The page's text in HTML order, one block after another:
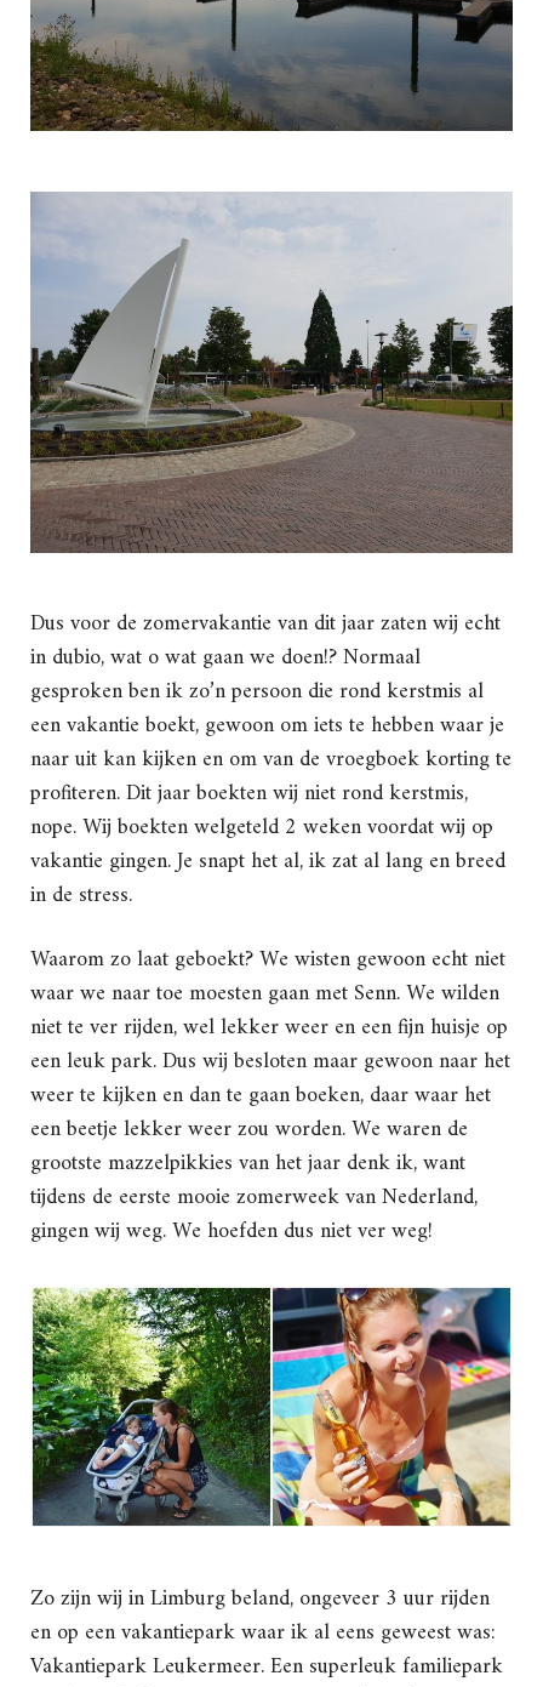
Dus voor de zomervakantie van dit jaar zaten wij echt
in dubio, wat o wat gaan we doen!? Normaal
gesproken ben ik zo’n persoon die rond kerstmis al
een vakantie boekt, gewoon om iets te hebben waar je
naar uit kan kijken en om van de vroegboek korting te
profiteren. Dit jaar boekten wij niet rond kerstmis,
nope. Wij boekten welgeteld 2 weken voordat wij op
vakantie gingen. Je snapt het al, ik zat al lang en breed
in de stress.
Waarom zo laat geboekt? We wisten gewoon echt niet
waar we naar toe moesten gaan met Senn. We wilden
niet te ver rijden, wel lekker weer en een fijn huisje op
een leuk park. Dus wij besloten maar gewoon naar het
weer te kijken en dan te gaan boeken, daar waar het
een beetje lekker weer zou worden. We waren de
grootste mazzelpikkies van het jaar denk ik, want
tijdens de eerste mooie zomerweek van Nederland,
gingen wij weg. We hoefden dus niet ver weg!
Zo zijn wij in Limburg beland, ongeveer 3 uur rijden
en op een vakantiepark waar ik al eens geweest was:
Vakantiepark Leukermeer. Een superleuk familiepark